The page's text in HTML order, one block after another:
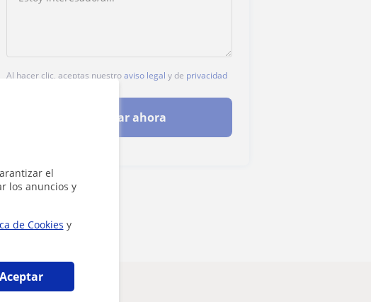
el
los anuncios y
de Cookies y
Aceptar
Al hacer clic, aceptas nuestroaviso legal y de privacidad
Contactar ahora